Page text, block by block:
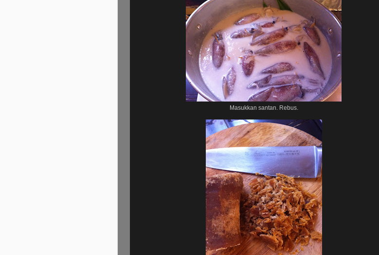
Masukkan santan. Rebus.